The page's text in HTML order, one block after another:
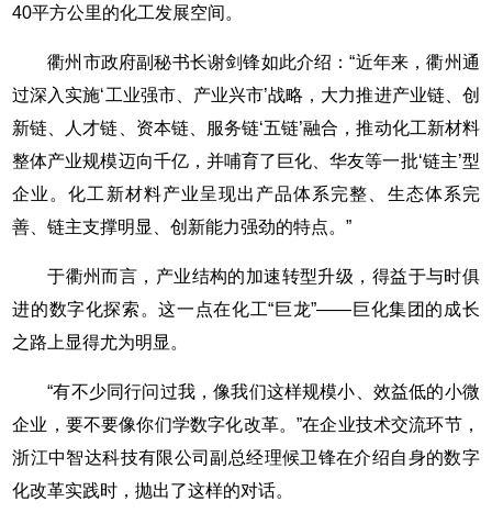
40平方公里的化工发展空间。
衢州市政府副秘书长谢剑锋如此介绍：“近年来，衢州通
过深入实施‘工业强市、产业兴市’战略，大力推进产业链、创
新链、人才链、资本链、服务链‘五链’融合，推动化工新材料
整体产业规模迈向千亿，并哺育了巨化、华友等一批‘链主’型
企业。化工新材料产业呈现出产品体系完整、生态体系完
善、链主支撑明显、创新能力强劲的特点。”
于衢州而言，产业结构的加速转型升级，得益于与时俱
进的数字化探索。这一点在化工“巨龙”——巨化集团的成长
之路上显得尤为明显。
“有不少同行问过我，像我们这样规模小、效益低的小微
企业，要不要像你们学数字化改革。”在企业技术交流环节，
浙江中智达科技有限公司副总经理候卫锋在介绍自身的数字
化改革实践时，抛出了这样的对话。